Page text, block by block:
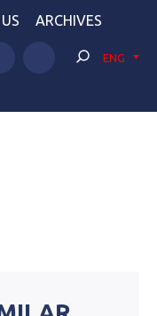
ARCHIVES
ENG